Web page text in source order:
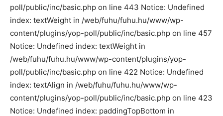
poll/public/inc/basic.php on line 443 Notice: Undefined
index: textWeight in /web/fuhu/fuhu.hu/www/wp-
content/plugins/yop-poll/public/inc/basic.php on line 457
Notice: Undefined index: textWeight in
/web/fuhu/fuhu.hu/www/wp-content/plugins/yop-
poll/public/inc/basic.php on line 422 Notice: Undefined
index: textAlign in /web/fuhu/fuhu.hu/www/wp-
content/plugins/yop-poll/public/inc/basic.php on line 423
Notice: Undefined index: paddingTopBottom in